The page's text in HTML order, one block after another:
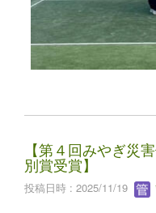
【第４回みやぎ災
別賞受賞】
投稿日時 : 2025/11/19